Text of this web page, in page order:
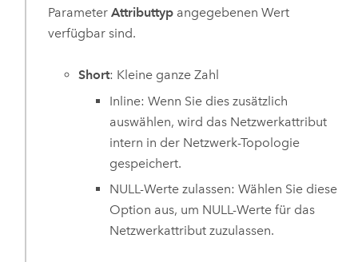
Parameter Attributtypangegebenen Wert
verfügbar sind.
Short: Kleine ganze Zahl
Inline: Wenn Sie dies zusätzlich
auswählen, wird das Netzwerkattribut
intern in der Netzwerk-Topologie
gespeichert.
NULL-Werte zulassen: Wählen Sie diese
Option aus, um NULL-Werte für das
Netzwerkattribut zuzulassen.